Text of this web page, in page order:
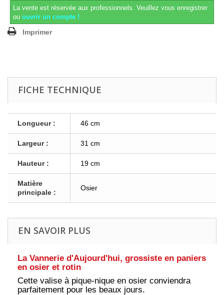
La vente est réservée aux professionnels. Veuillez vous enregistrer
ou ouvrir un compte !
Imprimer
FICHE TECHNIQUE
Longueur : 46 cm
Largeur : 31 cm
Hauteur : 19 cm
Matière
principale :
Osier
EN SAVOIR PLUS
La Vannerie d'Aujourd'hui, grossiste en paniers
en osier et rotin
Cette valise à pique-nique en osier conviendra
parfaitement pour les beaux jours.